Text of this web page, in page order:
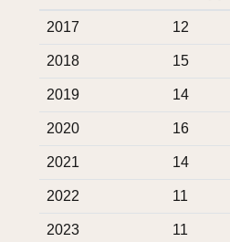
2017 12
2018 15
2019 14
2020 16
2021 14
2022 11
2023 11